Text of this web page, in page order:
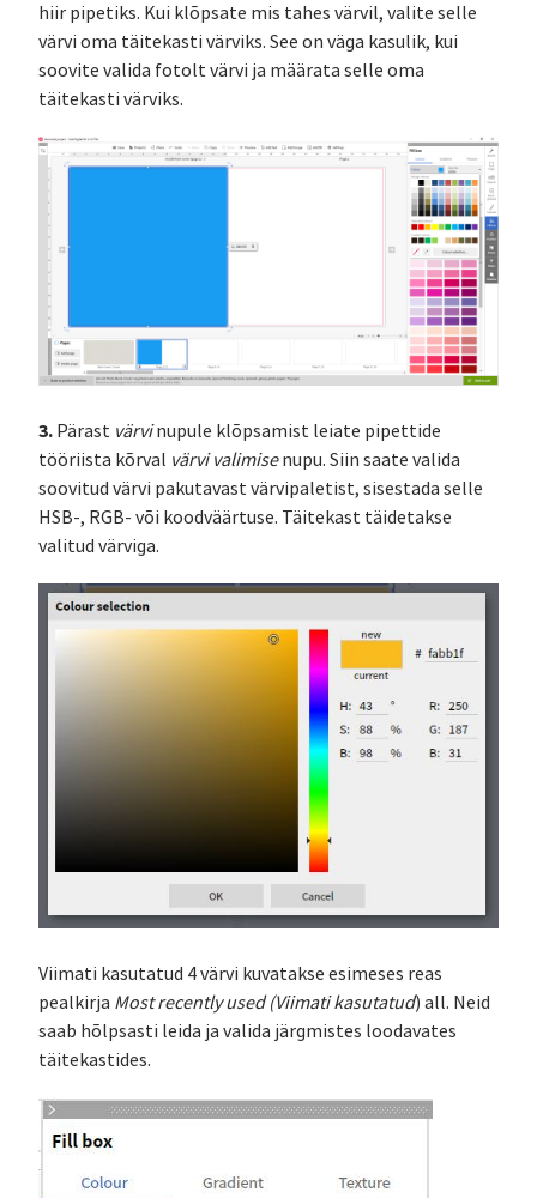
hiir pipetiks. Kui klõpsate mis tahes värvil, valite selle
värvi oma täitekasti värviks. See on väga kasulik, kui
soovite valida fotolt värvi ja määrata selle oma
täitekasti värviks.
3. Pärast värvinupule klõpsamist leiate pipettide
tööriista kõrval värvi valimisenupu. Siin saate valida
soovitud värvi pakutavast värvipaletist, sisestada selle
HSB-, RGB- või koodväärtuse. Täitekast täidetakse
valitud värviga.
Viimati kasutatud 4 värvi kuvatakse esimeses reas
pealkirja Most recently used (Viimati kasutatud) all. Neid
saab hõlpsasti leida ja valida järgmistes loodavates
täitekastides.